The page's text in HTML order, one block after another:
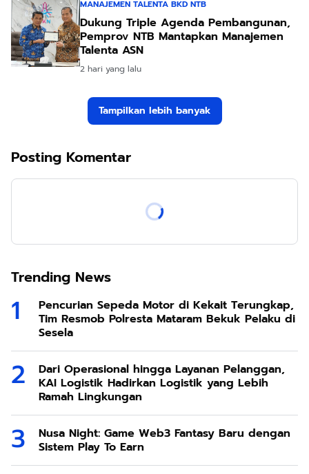
MANAJEMEN TALENTA BKD NTB
Dukung Triple Agenda Pembangunan,
Pemprov NTB Mantapkan Manajemen
Talenta ASN
2 hari yang lalu
Tampilkan lebih banyak
Posting Komentar
Trending News
Pencurian Sepeda Motor di Kekait Terungkap,
Tim Resmob Polresta Mataram Bekuk Pelaku di
Sesela
Dari Operasional hingga Layanan Pelanggan,
KAI Logistik Hadirkan Logistik yang Lebih
Ramah Lingkungan
Nusa Night: Game Web3 Fantasy Baru dengan
Sistem Play To Earn